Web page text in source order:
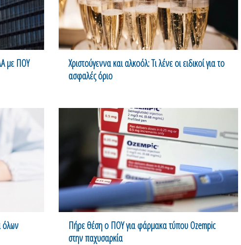
με ΠΟΥ
Χριστούγεννα και αλκοόλ: Τι λένε οι ειδικοί για το
ασφαλές όριο
όλων
Πήρε θέση ο ΠΟΥ για φάρμακα τύπου Ozempic
στην παχυσαρκία